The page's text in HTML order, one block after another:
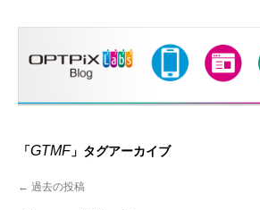
「GTMF 」タグアーカイブ
← 過去の投稿